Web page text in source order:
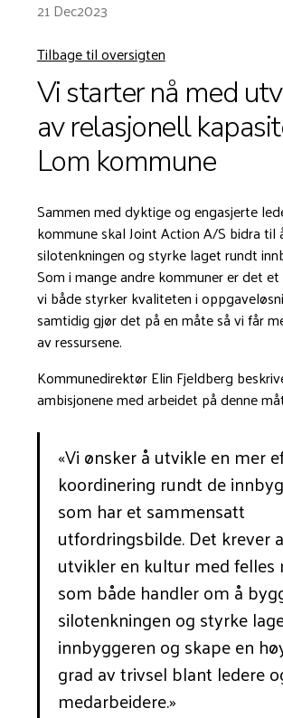
21 Dec2023
Tilbage til oversigten
Vi starter nå med
av relasjonell
Lom kommune
Sammen med dyktige og engasjerte
kommune skal Joint Action A/S bidra til
silotenkningen og styrke laget rundt
Som i mange andre kommuner er det
vi både styrker kvaliteten i
samtidig gjør det på en måte så vi får
av ressursene.
Kommunedirektør Elin Fjeldberg
ambisjonene med arbeidet på denne
«Vi ønsker å utvikle en mer
koordinering rundt de
som har et sammensatt
utfordringsbilde. Det krever
utvikler en kultur med felles
som både handler om å
silotenkningen og styrke
innbyggeren og skape en
grad av trivsel blant ledere
medarbeidere.»